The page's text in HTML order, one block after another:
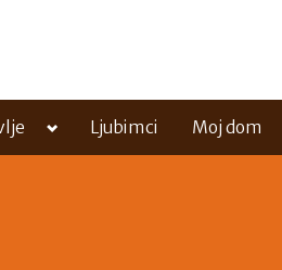
Toggle
menu
Ljubimci Moj dom